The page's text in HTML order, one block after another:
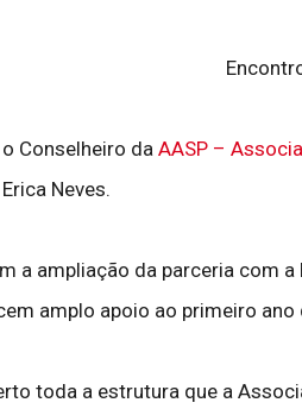
Conselheiro da AASP –
Erica Neves.
a ampliação da parceria com
amplo apoio ao primeiro
toda a estrutura que a